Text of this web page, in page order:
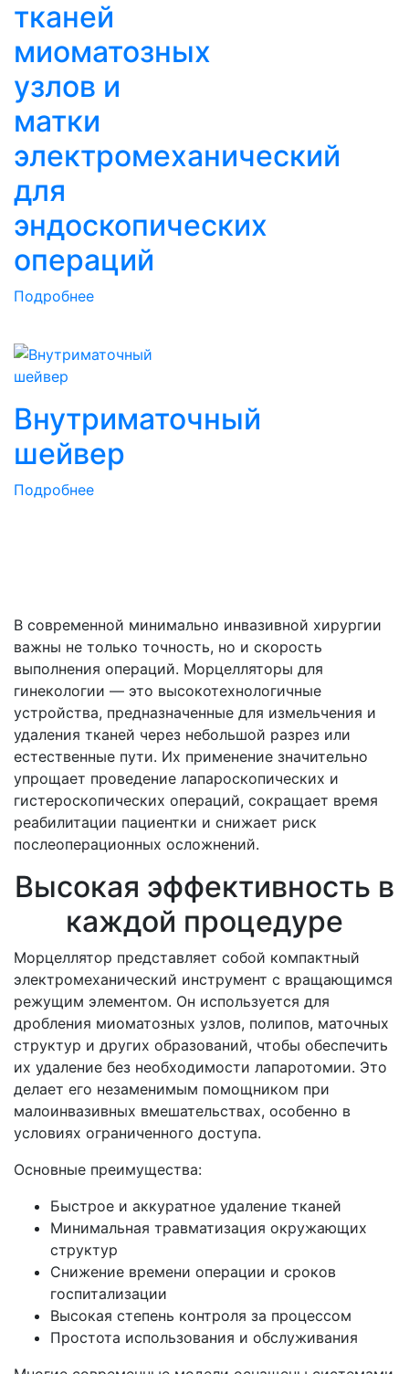
тканей
миоматозных
узлов и
матки
электромеханический
для
эндоскопических
операций
Подробнее
Внутриматочный
шейвер
Подробнее
В современной минимально инвазивной хирургии
важны не только точность, но и скорость
выполнения операций. Морцелляторы для
гинекологии — это высокотехнологичные
устройства, предназначенные для измельчения и
удаления тканей через небольшой разрез или
естественные пути. Их применение значительно
упрощает проведение лапароскопических и
гистероскопических операций, сокращает время
реабилитации пациентки и снижает риск
послеоперационных осложнений.
Высокая эффективность в
каждой процедуре
Морцеллятор представляет собой компактный
электромеханический инструмент с вращающимся
режущим элементом. Он используется для
дробления миоматозных узлов, полипов, маточных
структур и других образований, чтобы обеспечить
их удаление без необходимости лапаротомии. Это
делает его незаменимым помощником при
малоинвазивных вмешательствах, особенно в
условиях ограниченного доступа.
Основные преимущества:
Быстрое и аккуратное удаление тканей
Минимальная травматизация окружающих
структур
Снижение времени операции и сроков
госпитализации
Высокая степень контроля за процессом
Простота использования и обслуживания